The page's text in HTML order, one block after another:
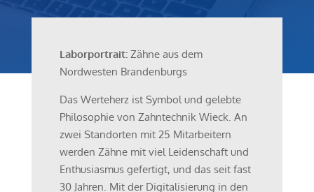
Laborportrait:Zähne aus dem
Nordwesten Brandenburgs
Das Werteherz ist Symbol und ge­lebte
Philosophie von Zahntechnik Wieck. An
zwei Standorten mit 25 Mitarbeitern
werden Zähne mit viel Leidenschaft und
Enthusiasmus ge­fertigt, und das seit fast
30 Jahren. Mit der Digitalisierung in den